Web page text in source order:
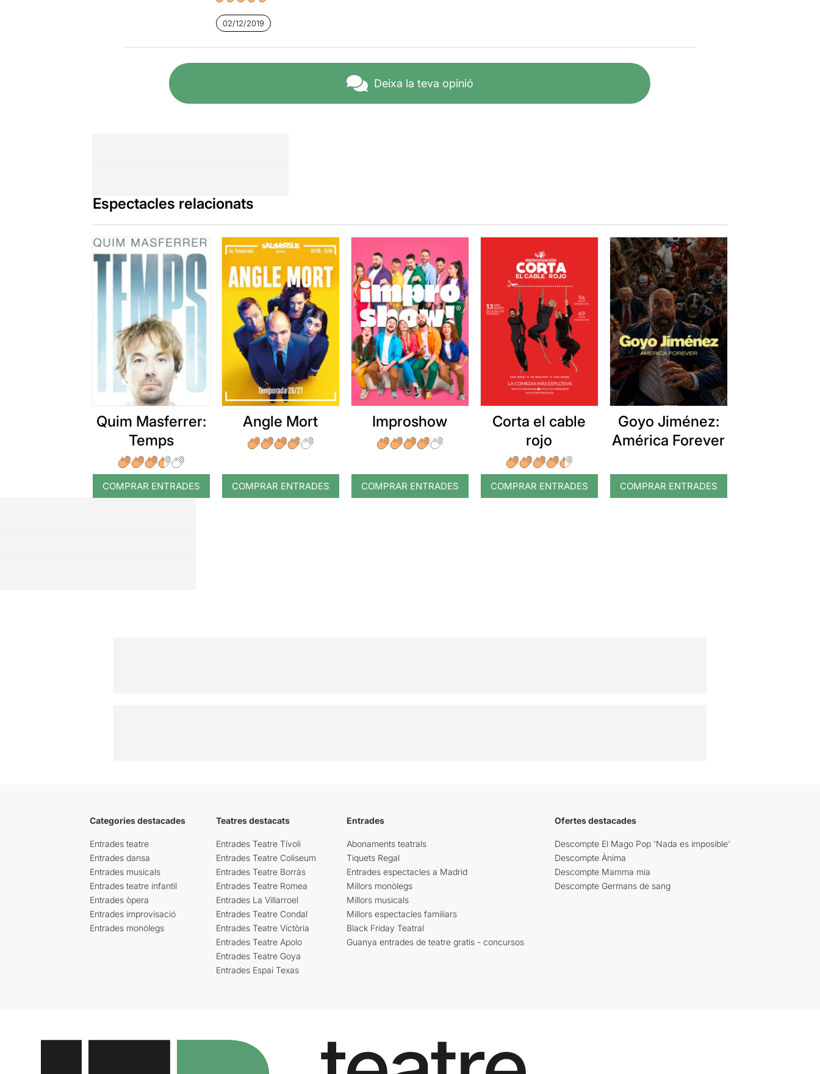
02/12/2019
Deixa la teva opinió
Espectacles relacionats
Quim Masferrer:
Temps
COMPRAR ENTRADES
Angle Mort
COMPRAR ENTRADES
Improshow
COMPRAR ENTRADES
Corta el cable
rojo
COMPRAR ENTRADES
Goyo Jiménez:
América Forever
COMPRAR ENTRADES
Categories destacades
Entrades teatre
Entrades dansa
Entrades musicals
Entrades teatre infantil
Entrades òpera
Entrades improvisació
Entrades monòlegs
Teatres destacats
Entrades Teatre Tívoli
Entrades Teatre Coliseum
Entrades Teatre Borràs
Entrades Teatre Romea
Entrades La Villarroel
Entrades Teatre Condal
Entrades Teatre Victòria
Entrades Teatre Apolo
Entrades Teatre Goya
Entrades Espai Texas
Entrades
Abonaments teatrals
Tiquets Regal
Entrades espectacles a Madrid
Millors monòlegs
Millors musicals
Millors espectacles familiars
Black Friday Teatral
Guanya entrades de teatre gratis - concursos
Ofertes destacades
Descompte El Mago Pop 'Nada es imposible'
Descompte Ànima
Descompte Mamma mia
Descompte Germans de sang